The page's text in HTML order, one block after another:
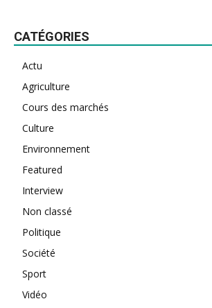
CATÉGORIES
Actu
Agriculture
Cours des marchés
Culture
Environnement
Featured
Interview
Non classé
Politique
Société
Sport
Vidéo